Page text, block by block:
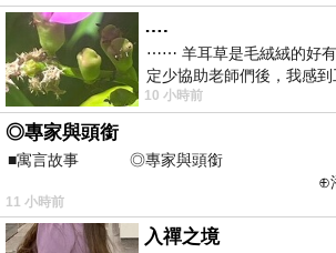
….
⋯⋯ 羊耳草是毛絨絨的好
定少協助老師們後，我感
不是我的工作啊。 真
10 小時前
◎專家與頭銜
■寓言故事 ◎專家與頭銜
⊕潘文良 在
之谷」裡——
11 小時前
入禪之境